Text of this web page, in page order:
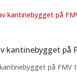
kantinebygget på
på FMV